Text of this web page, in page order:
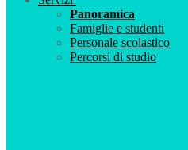
Panoramica
Famiglie e studenti
Personale scolastico
Percorsi di studio